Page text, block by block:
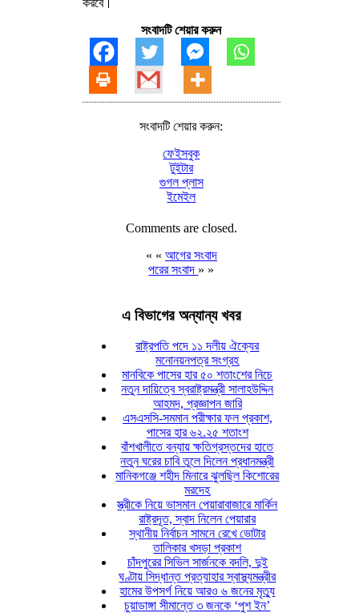
সংবাদটি শেয়ার করুন
সংবাদটি শেয়ার করুন:
ফেইসবুক
টুইটার
গুগল প্লাস
ইমেইল
Comments are closed.
« « আগের সংবাদ
পরের সংবাদ » »
এ বিভাগের অন্যান্য খবর
রাষ্ট্রপতি পদে ১১ দলীয় ঐক্যের
মনোনয়নপত্র সংগ্রহ
মানবিকে পাসের হার ৫০ শতাংশের নিচে
নতুন দায়িত্বে স্বরাষ্ট্রমন্ত্রী সালাহউদ্দিন
আহমদ, প্রজ্ঞাপন জারি
এসএসসি-সমমান পরীক্ষার ফল প্রকাশ,
পাসের হার ৬২.২৫ শতাংশ
বাঁশখালীতে বন্যায় ক্ষতিগ্রস্তদের হাতে
নতুন ঘরের চাবি তুলে দিলেন প্রধানমন্ত্রী
মানিকগঞ্জে শহীদ মিনারে ঝুলছিল কিশোরের
মরদেহ
স্ত্রীকে নিয়ে ভাসমান পেয়ারাবাজারে মার্কিন
রাষ্ট্রদূত, স্বাদ নিলেন পেয়ারার
স্থানীয় নির্বাচন সামনে রেখে ভোটার
তালিকার খসড়া প্রকাশ
চাঁদপুরের সিভিল সার্জনকে বদলি, দুই
ঘণ্টায় সিদ্ধান্ত প্রত্যাহার স্বাস্থ্যমন্ত্রীর
হামের উপসর্গ নিয়ে আরও ৬ জনের মৃত্যু
চুয়াডাঙ্গা সীমান্তে ৩ জনকে ‘পুশ ইন’